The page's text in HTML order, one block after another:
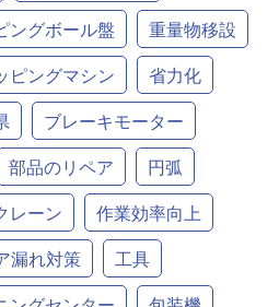
ングボール盤
重量物移設
ピングマシン
省力化
ブレーキモーター
部品のリペア
円弧
レーン
作業効率向上
漏れ対策
工具